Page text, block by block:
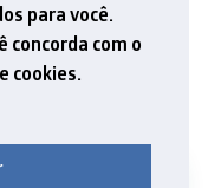
para você.
concorda com o
cookies.
ESCOLAR LTDA
por Adapta,